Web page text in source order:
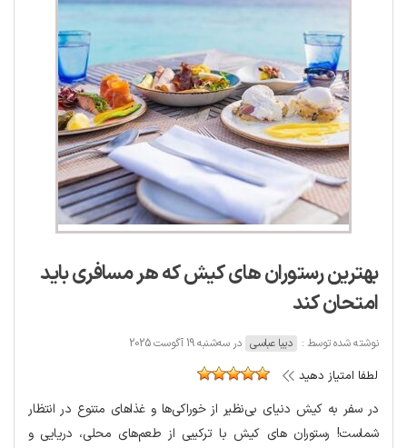
بهترین رستوران های کیش که هر مسافری باید
امتحان کند
نوشته شده توسط : دیبا عباسی در سه‌شنبه 19 آگوست 2025
لطفا امتیاز دهید
در سفر به کیش دنیای بی‌نظیر از خوراکی‌ها و غذاهای متنوع در انتظار
شماست! رستوران های کیش با ترکیبی از طعم‌های محلی، دریایی و